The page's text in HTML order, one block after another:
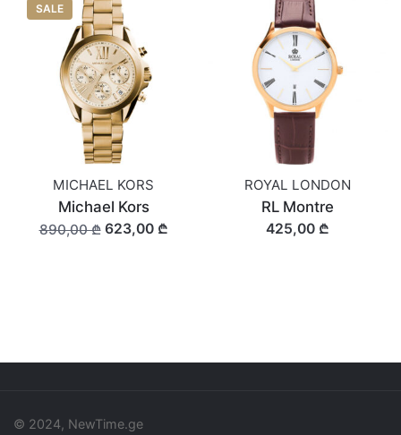
SALE
MICHAEL KORS
Michael Kors
890,00 ₾623,00 ₾
ROYAL LONDON
RL Montre
425,00 ₾
© 2024, NewTime.ge